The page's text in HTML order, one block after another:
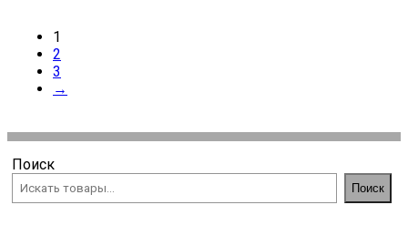
1
2
3
→
Поиск
Поиск